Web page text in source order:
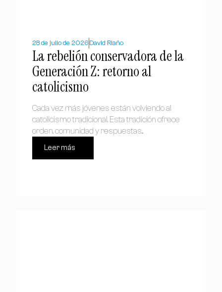
28 de julio de 2026 David Riaño
La rebelión conservadora de la
Generación Z: retorno al
catolicismo
Cada vez más jóvenes están volviendo al
catolicismo tradicional. Esta tradición ofrece
orden, comunidad y respuestas...
Leer más